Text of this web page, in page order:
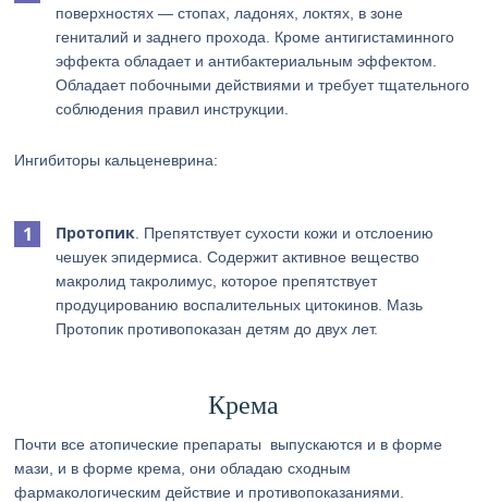
поверхностях — стопах, ладонях, локтях, в зоне
гениталий и заднего прохода. Кроме антигистаминного
эффекта обладает и антибактериальным эффектом.
Обладает побочными действиями и требует тщательного
соблюдения правил инструкции.
Ингибиторы кальценеврина:
Протопик . Препятствует сухости кожи и отслоению
чешуек эпидермиса. Содержит активное вещество
макролид такролимус, которое препятствует
продуцированию воспалительных цитокинов. Мазь
Протопик противопоказан детям до двух лет.
Крема
Почти все атопические препараты выпускаются и в форме
мази, и в форме крема, они обладаю сходным
фармакологическим действие и противопоказаниями.